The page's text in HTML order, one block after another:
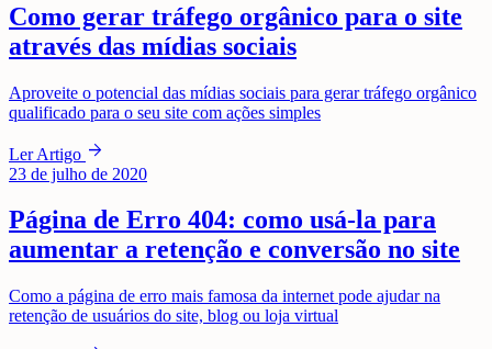
Como gerar tráfego orgânico para o site
através das mídias sociais
Aproveite o potencial das mídias sociais para gerar tráfego orgânico
qualificado para o seu site com ações simples
Ler Artigo arrow_forward
23 de julho de 2020
Página de Erro 404: como usá-la para
aumentar a retenção e conversão no site
Como a página de erro mais famosa da internet pode ajudar na
retenção de usuários do site, blog ou loja virtual